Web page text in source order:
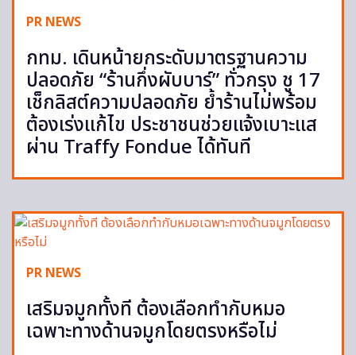
PR NEWS
กทม. เดินหน้ายกระดับมาตรฐานความ
ปลอดภัย “ร้านกึ่งผับบาร์” ทั่วกรุง ชู 17
เช็กลิสต์ความปลอดภัย ย้ำร้านไม่พร้อม
ต้องเร่งแก้ไข ประชาชนช่วยแจ้งเบาะแส
ผ่าน Traffy Fondue ได้ทันที
PR NEWS
เสริมจมูกทั้งที ต้องเลือกทำกับหมอ
เฉพาะทางด้านจมูกโดยตรงหรือไม่